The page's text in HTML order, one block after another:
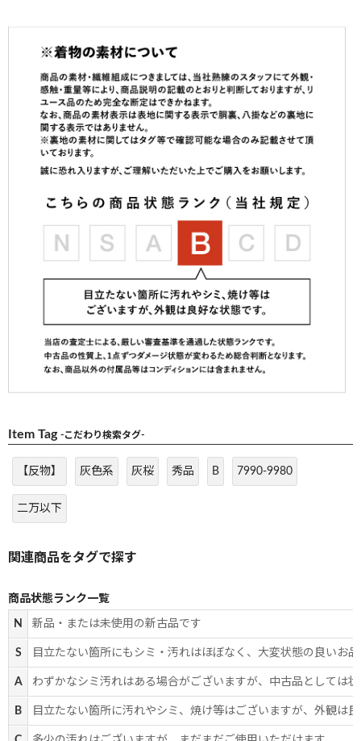
Item Tag -こだわり検索タグ-
【反物】 灰色系 灰桜 秀品 B 7990-9980
二万以下
商品状態ランク一覧
N 新品・または未使用の新古品です
S 目立たない箇所にもシミ・汚れはほぼなく、大変状態の良いお
A わずかなシミ汚れはある場合がございますが、中古品としては
B 目立たない箇所に汚れやシミ、焼け等はございますが、外観は